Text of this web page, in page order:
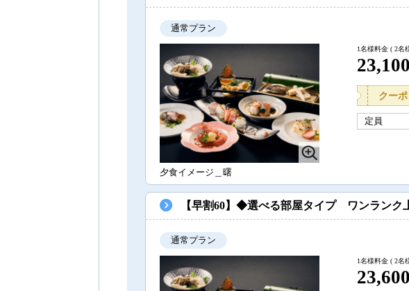
通常プラン
夕食イメージ＿曙
1名様料金 ( 2名
クーポ
定員
【早割60】◆選べる部屋タイプ ワンランク
通常プラン
1名様料金 ( 2名